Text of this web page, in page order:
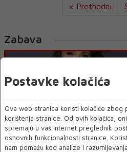
« Prethodni
Zabava
Postavke kolačića
Ova web stranica koristi kolačiće zbog
korištenja stranice. Od ovih kolačića,
spremaju u vaš Internet preglednik
osnovnih funkcionalnosti stranice.
nam pomažu kod analize i